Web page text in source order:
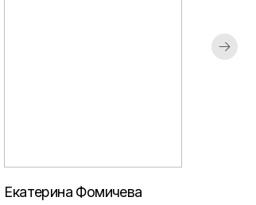
Екатерина Фомичева